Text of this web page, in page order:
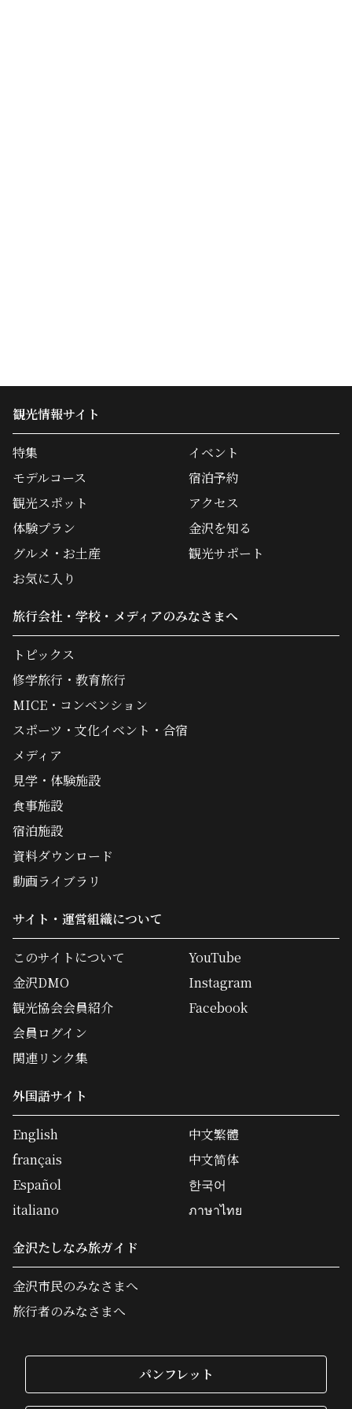
観光情報サイト
特集
モデルコース
観光スポット
体験プラン
グルメ・お土産
イベント
宿泊予約
アクセス
金沢を知る
観光サポート
お気に入り
旅行会社・学校・メディアのみなさまへ
トピックス
修学旅行・教育旅行
MICE・コンベンション
スポーツ・文化イベント・合宿
メディア
見学・体験施設
食事施設
宿泊施設
資料ダウンロード
動画ライブラリ
サイト・運営組織について
このサイトについて
金沢DMO
観光協会会員紹介
会員ログイン
関連リンク集
YouTube
Instagram
Facebook
外国語サイト
English
français
Español
italiano
中文繁體
中文简体
한국어
ภาษาไทย
金沢たしなみ旅ガイド
金沢市民のみなさまへ
旅行者のみなさまへ
パンフレット